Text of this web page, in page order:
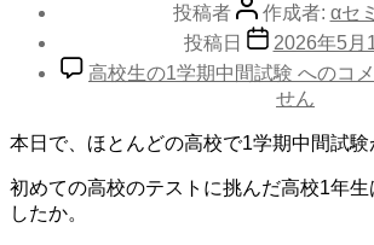
投稿者 作成者: αセ
投稿日
2026年5月
高校生の1学期中間試験 へのコ
せん
本日で、ほとんどの高校で1学期中間試験
初めての高校のテストに挑んだ高校1年
したか。